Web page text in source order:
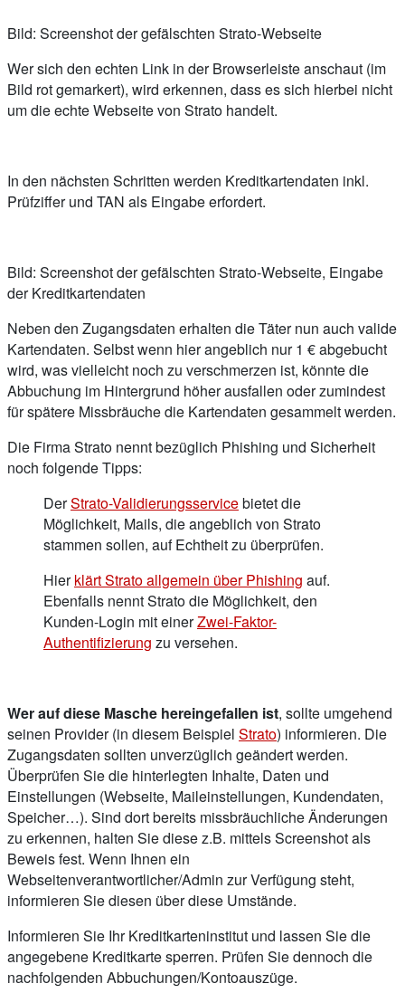
Bild: Screenshot der gefälschten Strato-Webseite
Wer sich den echten Link in der Browserleiste anschaut (im
Bild rot gemarkert), wird erkennen, dass es sich hierbei nicht
um die echte Webseite von Strato handelt.
In den nächsten Schritten werden Kreditkartendaten inkl.
Prüfziffer und TAN als Eingabe erfordert.
Bild: Screenshot der gefälschten Strato-Webseite, Eingabe
der Kreditkartendaten
Neben den Zugangsdaten erhalten die Täter nun auch valide
Kartendaten. Selbst wenn hier angeblich nur 1 € abgebucht
wird, was vielleicht noch zu verschmerzen ist, könnte die
Abbuchung im Hintergrund höher ausfallen oder zumindest
für spätere Missbräuche die Kartendaten gesammelt werden.
Die Firma Strato nennt bezüglich Phishing und Sicherheit
noch folgende Tipps:
DerStrato-Validierungsservicebietet die
Möglichkeit, Mails, die angeblich von Strato
stammen sollen, auf Echtheit zu überprüfen.
Hierklärt Strato allgemein über Phishing auf.
Ebenfalls nennt Strato die Möglichkeit, den
Kunden-Login mit einerZwei-Faktor-
Authentifizierung zu versehen.
Wer auf diese Masche hereingefallen ist, sollte umgehend
seinen Provider (in diesem Beispiel Strato) informieren. Die
Zugangsdaten sollten unverzüglich geändert werden.
Überprüfen Sie die hinterlegten Inhalte, Daten und
Einstellungen (Webseite, Maileinstellungen, Kundendaten,
Speicher…). Sind dort bereits missbräuchliche Änderungen
zu erkennen, halten Sie diese z.B. mittels Screenshot als
Beweis fest. Wenn Ihnen ein
Webseitenverantwortlicher/Admin zur Verfügung steht,
informieren Sie diesen über diese Umstände.
Informieren Sie Ihr Kreditkarteninstitut und lassen Sie die
angegebene Kreditkarte sperren. Prüfen Sie dennoch die
nachfolgenden Abbuchungen/Kontoauszüge.